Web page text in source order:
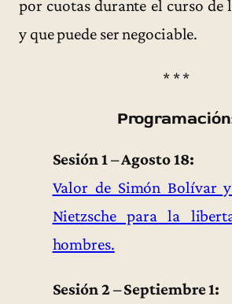
por cuotas durante el curso de
y que puede ser negociable.
* * *
Sesión 1 – Agosto 18:
Valor de Simón Bolívar
Nietzsche para la
hombres.
Sesión 2 – Septiembre 1: